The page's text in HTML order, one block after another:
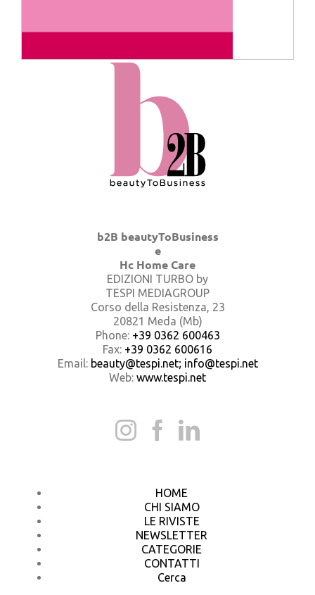
b2B beautyToBusiness
e
Hc Home Care
EDIZIONI TURBO by
TESPI MEDIAGROUP
Corso della Resistenza, 23
20821 Meda (Mb)
Phone: +39 0362 600463
Fax: +39 0362 600616
Email: beauty@tespi.net; info@tespi.net
Web: www.tespi.net
HOME
CHI SIAMO
LE RIVISTE
NEWSLETTER
CATEGORIE
CONTATTI
Cerca